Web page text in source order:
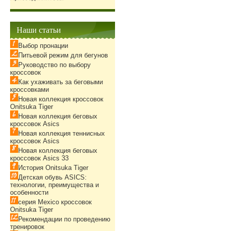
Наши статьи
Выбор пронации
Питьевой режим для бегунов
Руководство по выбору
кроссовок
Как ухаживать за беговыми
кроссовками
Новая коллекция кроссовок
Onitsuka Tiger
Новая коллекция беговых
кроссовок Asics
Новая коллекция теннисных
кроссовок Asics
Новая коллекция беговых
кроссовок Asics 33
История Onitsuka Tiger
Детская обувь ASICS:
технологии, преимущества и
особенности
серия Mexico кроссовок
Onitsuka Tiger
Рекомендации по проведению
тренировок